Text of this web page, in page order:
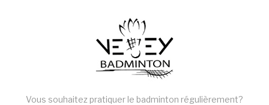
Vous souhaitez pratiquer le badminton régulièrement?